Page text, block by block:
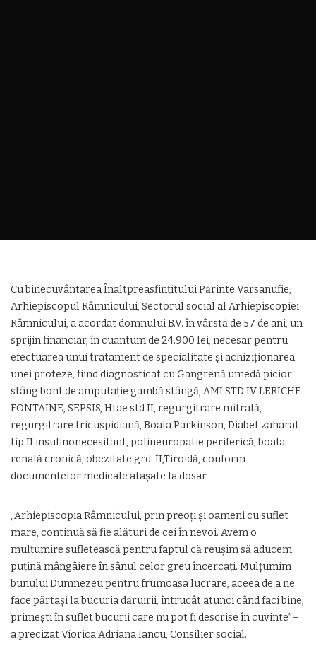
Cu binecuvântarea Înaltpreasfințitului Părinte Varsanufie,
Arhiepiscopul Râmnicului, Sectorul social al Arhiepiscopiei
Râmnicului, a acordat domnului B.V. în vârstă de 57 de ani, un
sprijin financiar, în cuantum de 24.900 lei, necesar pentru
efectuarea unui tratament de specialitate și achiziționarea
unei proteze, fiind diagnosticat cu Gangrenă umedă picior
stâng bont de amputație gambă stângă, AMI STD IV LERICHE
FONTAINE, SEPSIS, Htae std II, regurgitrare mitrală,
regurgitrare tricuspidiană, Boala Parkinson, Diabet zaharat
tip II insulinonecesitant, polineuropatie periferică, boala
renală cronică, obezitate grd. II,Tiroidă, conform
documentelor medicale atașate la dosar.
„Arhiepiscopia Râmnicului, prin preoți și oameni cu suflet
mare, continuă să fie alături de cei în nevoi. Avem o
mulțumire sufletească pentru faptul că reușim să aducem
puțină mângâiere în sânul celor greu încercați. Mulțumim
bunului Dumnezeu pentru frumoasa lucrare, aceea de a ne
face părtași la bucuria dăruirii, întrucât atunci când faci bine,
primești în suflet bucurii care nu pot fi descrise în cuvinte”–
a precizat Viorica Adriana Iancu, Consilier social.